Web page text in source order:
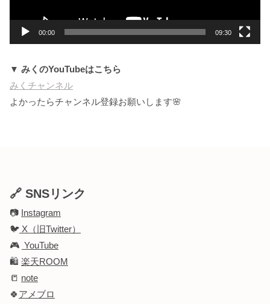
00:00 09:30
▼ みくのYouTubeはこちら
みくチャンネル
よかったらチャンネル登録お願いします🌸
🔗 SNSリンク
📷 Instagram
🐦 X（旧Twitter）
🎮 YouTube
🛍️ 楽天ROOM
📒 note
🍀アメブロ